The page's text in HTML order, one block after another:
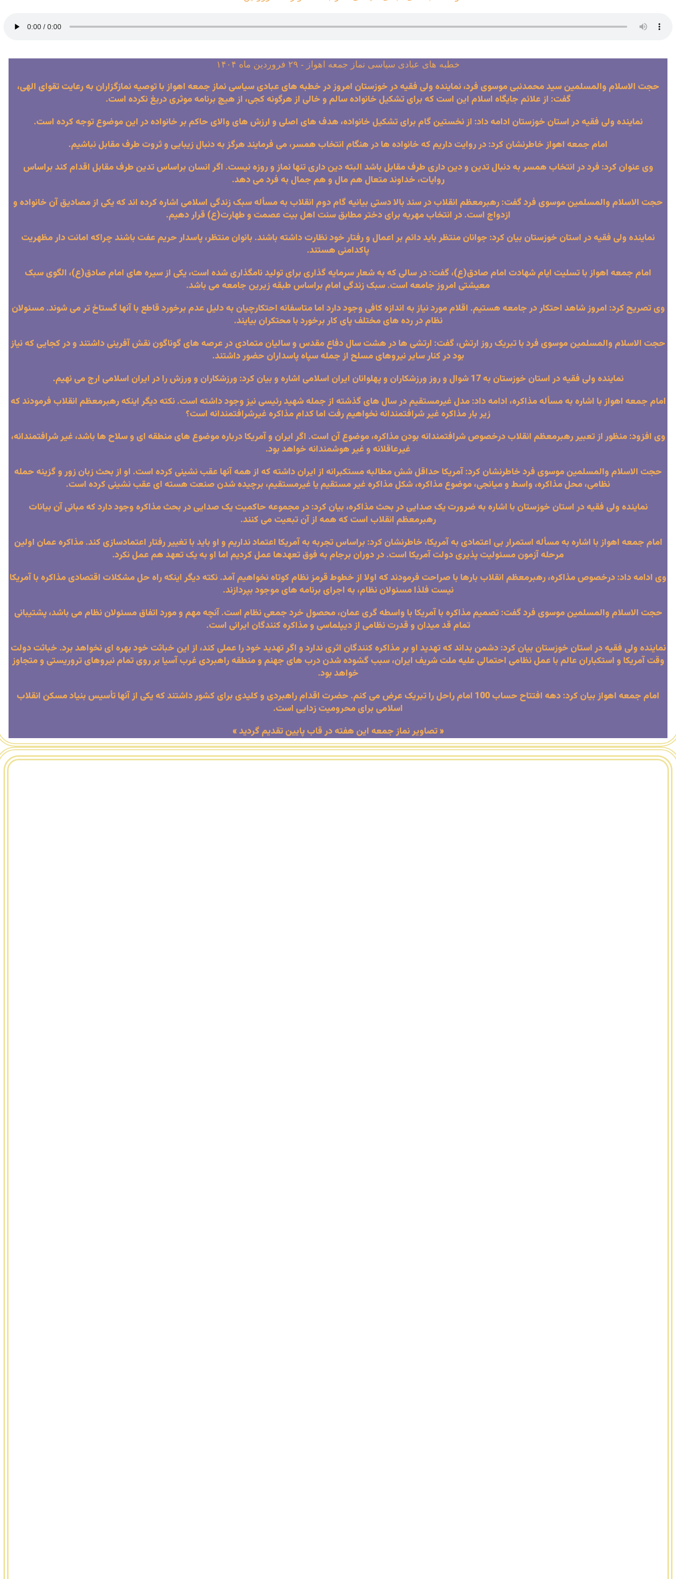
خطبه های عبادی سیاسی نماز جمعه اهواز - ۲۹ فروردین ماه ۱۴۰۴
حجت الاسلام والمسلمین سید محمدنبی موسوی فرد، نماینده ولی فقیه در خوزستان امروز در خطبه های عبادی سیاسی نماز جمعه اهواز با توصیه نمازگزاران به رعایت تقوای الهی،
گفت: از علائم جایگاه اسلام این است که برای تشکیل خانواده سالم و خالی از هرگونه کجی، از هیچ برنامه موثری دریغ نکرده است.
نماینده ولی فقیه در استان خوزستان ادامه داد: از نخستین گام برای تشکیل خانواده، هدف های اصلی و ارزش های والای حاکم بر خانواده در این موضوع توجه کرده است.
امام جمعه اهواز خاطرنشان کرد: در روایت داریم که خانواده ها در هنگام انتخاب همسر، می فرمایند هرگز به دنبال زیبایی و ثروت طرف مقابل نباشیم.
وی عنوان کرد: فرد در انتخاب همسر به دنبال تدین و دین داری طرف مقابل باشد البته دین داری تنها نماز و روزه نیست. اگر انسان براساس تدین طرف مقابل اقدام کند براساس
روایات، خداوند متعال هم مال و هم جمال به فرد می دهد.
حجت الاسلام والمسلمین موسوی فرد گفت: رهبرمعظم انقلاب در سند بالا دستی بیانیه گام دوم انقلاب به مسأله سبک زندگی اسلامی اشاره کرده اند که یکی از مصادیق آن خانواده و
ازدواج است. در انتخاب مهریه برای دختر مطابق سنت اهل بیت عصمت و طهارت(ع) قرار دهیم.
نماینده ولی فقیه در استان خوزستان بیان کرد: جوانان منتظر باید دائم بر اعمال و رفتار خود نظارت داشته باشند. بانوان منتظر، پاسدار حریم عفت باشند چراکه امانت دار مظهریت
پاکدامنی هستند.
امام جمعه اهواز با تسلیت ایام شهادت امام صادق(ع)، گفت: در سالی که به شعار سرمایه گذاری برای تولید نامگذاری شده است، یکی از سیره های امام صادق(ع)، الگوی سبک
معیشتی امروز جامعه است. سبک زندگی امام براساس طبقه زیرین جامعه می باشد.
وی تصریح کرد: امروز شاهد احتکار در جامعه هستیم. اقلام مورد نیاز به اندازه کافی وجود دارد اما متاسفانه احتکارچیان به دلیل عدم برخورد قاطع با آنها گستاخ تر می شوند. مسئولان
نظام در رده های مختلف پای کار برخورد با محتکران بیایند.
حجت الاسلام والمسلمین موسوی فرد با تبریک روز ارتش، گفت: ارتشی ها در هشت سال دفاع مقدس و سالیان متمادی در عرصه های گوناگون نقش آفرینی داشتند و در کجایی که نیاز
بود در کنار سایر نیروهای مسلح از جمله سپاه پاسداران حضور داشتند.
نماینده ولی فقیه در استان خوزستان به 17 شوال و روز ورزشکاران و پهلوانان ایران اسلامی اشاره و بیان کرد: ورزشکاران و ورزش را در ایران اسلامی ارج می نهیم.
امام جمعه اهواز با اشاره به مسأله مذاکره، ادامه داد: مدل غیرمستقیم در سال های گذشته از جمله شهید رئیسی نیز وجود داشته است. نکته دیگر اینکه رهبرمعظم انقلاب فرمودند که
زیر بار مذاکره غیر شرافتمندانه نخواهیم رفت اما کدام مذاکره غیرشرافتمندانه است؟
وی افزود: منظور از تعبیر رهبرمعظم انقلاب درخصوص شرافتمندانه بودن مذاکره، موضوع آن است. اگر ایران و آمریکا درباره موضوع های منطقه ای و سلاح ها باشد، غیر شرافتمندانه،
غیرعاقلانه و غیر هوشمندانه خواهد بود.
حجت الاسلام والمسلمین موسوی فرد خاطرنشان کرد: آمریکا حداقل شش مطالبه مستکبرانه از ایران داشته که از همه آنها عقب نشینی کرده است. او از بحث زبان زور و گزینه حمله
نظامی، محل مذاکره، واسط و میانجی، موضوع مذاکره، شکل مذاکره غیر مستقیم یا غیرمستقیم، برچیده شدن صنعت هسته ای عقب نشینی کرده است.
نماینده ولی فقیه در استان خوزستان با اشاره به ضرورت یک صدایی در بحث مذاکره، بیان کرد: در مجموعه حاکمیت یک صدایی در بحث مذاکره وجود دارد که مبانی آن بیانات
رهبرمعظم انقلاب است که همه از آن تبعیت می کنند.
امام جمعه اهواز با اشاره به مسأله استمرار بی اعتمادی به آمریکا، خاطرنشان کرد: براساس تجربه به آمریکا اعتماد نداریم و او باید با تغییر رفتار اعتمادسازی کند. مذاکره عمان اولین
مرحله آزمون مسئولیت پذیری دولت آمریکا است. در دوران برجام به فوق تعهدها عمل کردیم اما او به یک تعهد هم عمل نکرد.
وی ادامه داد: درخصوص مذاکره، رهبرمعظم انقلاب بارها با صراحت فرمودند که اولا از خطوط قرمز نظام کوتاه نخواهیم آمد. نکته دیگر اینکه راه حل مشکلات اقتصادی مذاکره با آمریکا
نیست فلذا مسئولان نظام، به اجرای برنامه های موجود بپردازند.
حجت الاسلام والمسلمین موسوی فرد گفت: تصمیم مذاکره با آمریکا با واسطه گری عمان، محصول خرد جمعی نظام است. آنچه مهم و مورد اتفاق مسئولان نظام می باشد، پشتیبانی
تمام قد میدان و قدرت نظامی از دیپلماسی و مذاکره کنندگان ایرانی است.
نماینده ولی فقیه در استان خوزستان بیان کرد: دشمن بداند که تهدید او بر مذاکره کنندگان اثری ندارد و اگر تهدید خود را عملی کند، از این خباثت خود بهره ای نخواهد برد. خباثت دولت
وقت آمریکا و استکباران عالم با عمل نظامی احتمالی علیه ملت شریف ایران، سبب گشوده شدن درب های جهنم و منطقه راهبردی غرب آسیا بر روی تمام نیروهای تروریستی و متجاوز
خواهد بود.
امام جمعه اهواز بیان کرد: دهه افتتاح حساب 100 امام راحل را تبریک عرض می کنم. حضرت اقدام راهبردی و کلیدی برای کشور داشتند که یکی از آنها تأسیس بنیاد مسکن انقلاب
اسلامی برای محرومیت زدایی است.
« تصاویر نماز جمعه این هفته در قاب پایین تقدیم گردید »